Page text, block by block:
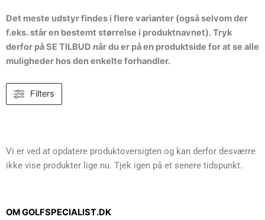
Det meste udstyr findes i flere varianter (også selvom der
f.eks. står en bestemt størrelse i produktnavnet). Tryk
derfor på SE TILBUD når du er på en produktside for at se alle
muligheder hos den enkelte forhandler.
Filters
Vi er ved at opdatere produktoversigten og kan derfor desværre
ikke vise produkter lige nu. Tjek igen på et senere tidspunkt.
OM GOLFSPECIALIST.DK